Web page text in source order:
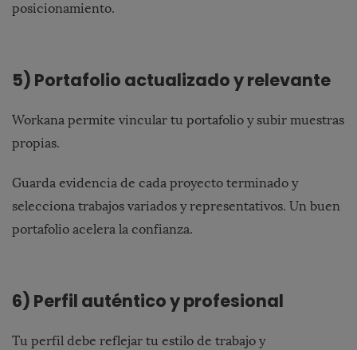
posicionamiento.
5) Portafolio actualizado y relevante
Workana permite vincular tu portafolio y subir muestras
propias.
Guarda evidencia de cada proyecto terminado y
selecciona trabajos variados y representativos. Un buen
portafolio acelera la confianza.
6) Perfil auténtico y profesional
Tu perfil debe reflejar tu estilo de trabajo y